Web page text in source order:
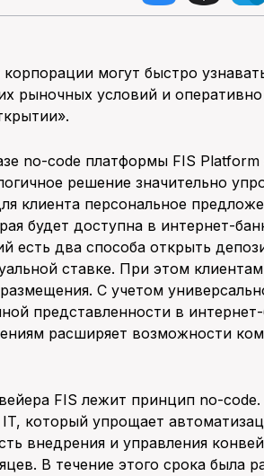
могут быстро
рыночных условий и
no-code платформы FIS
решение значительно
клиента персональное
будет доступна в интернет-
есть два способа открыть
ставке. При этом
С учетом
представленности в
расширяет возможности
FIS лежит принцип no-code.
который упрощает
внедрения и управления
В течение этого срока была